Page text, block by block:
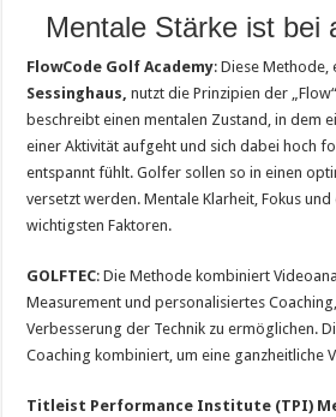
Mentale Stärke ist bei
FlowCode Golf Academy: Diese Methode,
Sessinghaus, nutzt die Prinzipien der
beschreibt einen mentalen Zustand, in dem
einer Aktivität aufgeht und sich dabei hoch
entspannt fühlt. Golfer sollen so in einen
versetzt werden. Mentale Klarheit, Fokus
wichtigsten Faktoren.
GOLFTEC: Die Methode kombiniert
Measurement und personalisiertes
Verbesserung der Technik zu ermöglichen.
Coaching kombiniert, um eine ganzheitliche
Titleist Performance Institute (TPI)